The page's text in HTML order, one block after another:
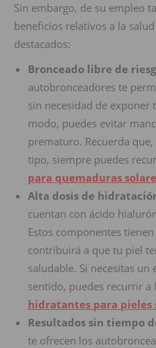
Sin embargo, de su empleo
beneficios relativos a la
destacados:
Bronceado libre de
autobronceadores te
sin necesidad de exponer
modo, puedes evitar
prematuro. Recuerda
tipo, siempre puedes
para quemaduras
Alta dosis de
cuentan con ácido
Estos componentes
contribuirá a que tu piel
saludable. Si necesitas
sentido, puedes recurrir a
hidratantes para pieles
Resultados sin tiempo
te ofrecen los